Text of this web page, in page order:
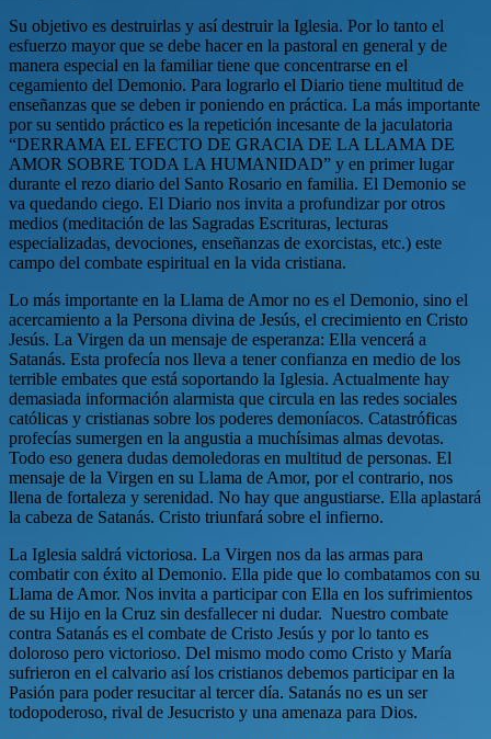
Su objetivo es destruirlas y así destruir la Iglesia. Por lo tanto el
esfuerzo mayor que se debe hacer en la pastoral en general y de
manera especial en la familiar tiene que concentrarse en el
cegamiento del Demonio. Para lograrlo el Diario tiene multitud de
enseñanzas que se deben ir poniendo en práctica. La más importante
por su sentido práctico es la repetición incesante de la jaculatoria
“DERRAMA EL EFECTO DE GRACIA DE LA LLAMA DE
AMOR SOBRE TODA LA HUMANIDAD” y en primer lugar
durante el rezo diario del Santo Rosario en familia. El Demonio se
va quedando ciego. El Diario nos invita a profundizar por otros
medios (meditación de las Sagradas Escrituras, lecturas
especializadas, devociones, enseñanzas de exorcistas, etc.) este
campo del combate espiritual en la vida cristiana.
Lo más importante en la Llama de Amor no es el Demonio, sino el
acercamiento a la Persona divina de Jesús, el crecimiento en Cristo
Jesús. La Virgen da un mensaje de esperanza: Ella vencerá a
Satanás. Esta profecía nos lleva a tener confianza en medio de los
terrible embates que está soportando la Iglesia. Actualmente hay
demasiada información alarmista que circula en las redes sociales
católicas y cristianas sobre los poderes demoníacos. Catastróficas
profecías sumergen en la angustia a muchísimas almas devotas.
Todo eso genera dudas demoledoras en multitud de personas. El
mensaje de la Virgen en su Llama de Amor, por el contrario, nos
llena de fortaleza y serenidad. No hay que angustiarse. Ella aplastará
la cabeza de Satanás. Cristo triunfará sobre el infierno.
La Iglesia saldrá victoriosa. La Virgen nos da las armas para
combatir con éxito al Demonio. Ella pide que lo combatamos con su
Llama de Amor. Nos invita a participar con Ella en los sufrimientos
de su Hijo en la Cruz sin desfallecer ni dudar. Nuestro combate
contra Satanás es el combate de Cristo Jesús y por lo tanto es
doloroso pero victorioso. Del mismo modo como Cristo y María
sufrieron en el calvario así los cristianos debemos participar en la
Pasión para poder resucitar al tercer día. Satanás no es un ser
todopoderoso, rival de Jesucristo y una amenaza para Dios.